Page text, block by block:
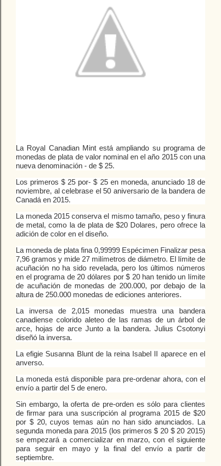
La Royal Canadian Mint está ampliando su programa de
monedas de plata de valor nominal en el año 2015 con una
nueva denominación - de $ 25.
Los primeros $ 25 por- $ 25 en moneda, anunciado 18 de
noviembre, al celebrase el 50 aniversario de la bandera de
Canadá en 2015.
La moneda 2015 conserva el mismo tamaño, peso y finura
de metal, como la de plata de $20 Dolares, pero ofrece la
adición de color en el diseño.
La moneda de plata fina 0,99999 Espécimen Finalizar pesa
7,96 gramos y mide 27 milímetros de diámetro. El límite de
acuñación no ha sido revelada, pero los últimos números
en el programa de 20 dólares por $ 20 han tenido un límite
de acuñación de monedas de 200.000, por debajo de la
altura de 250.000 monedas de ediciones anteriores.
La inversa de 2,015 monedas muestra una bandera
canadiense colorido aleteo de las ramas de un árbol de
arce, hojas de arce Junto a la bandera. Julius Csotonyi
diseñó la inversa.
La efigie Susanna Blunt de la reina Isabel II aparece en el
anverso.
La moneda está disponible para pre-ordenar ahora, con el
envío a partir del 5 de enero.
Sin embargo, la oferta de pre-orden es sólo para clientes
de firmar para una suscripción al programa 2015 de $20
por $ 20, cuyos temas aún no han sido anunciados.
La
segunda moneda para 2015 (los primeros $ 20 $ 20 2015)
se empezará a comercializar en marzo, con el siguiente
para seguir en mayo y la final del envío a partir de
septiembre.